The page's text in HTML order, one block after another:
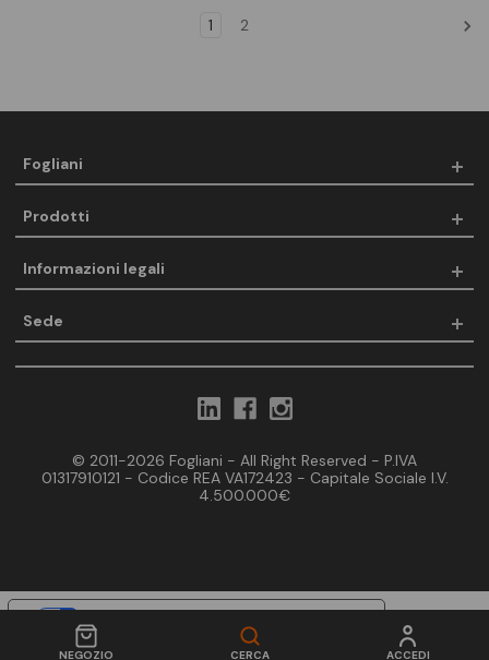
NEGOZIO CERCA ACCEDI
1 2
Fogliani
Prodotti
Informazioni legali
Sede
© 2011-2026 Fogliani - All Right Reserved - P.IVA
01317910121 - Codice REA VA172423 - Capitale Sociale I.V.
4.500.000€
Informativa sulla raccolta